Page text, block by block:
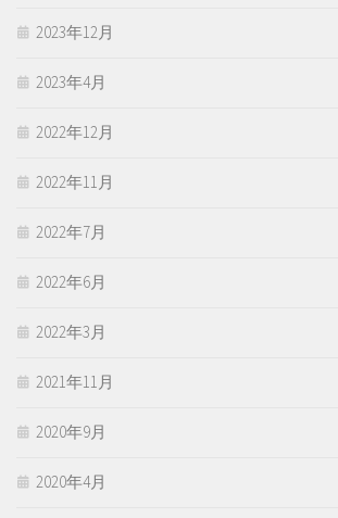
2023年12月
2023年4月
2022年12月
2022年11月
2022年7月
2022年6月
2022年3月
2021年11月
2020年9月
2020年4月